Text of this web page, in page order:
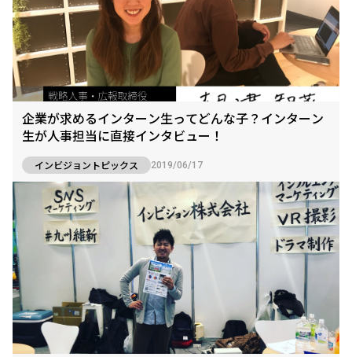
企業が求めるインターン生ってどんな子？インターン
生が人事担当に直接インタビュー！
インビジョントピックス 2019/06/17